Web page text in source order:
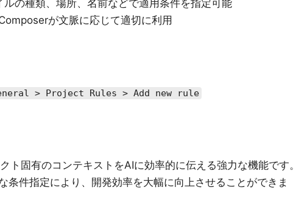
の種類、場所、名前などで適用条件を指定可能
が文脈に応じて適切に利用
> Project Rules > Add new rule
ト固有のコンテキストをAIに効率的に伝える強力な機能です。
条件指定により、開発効率を大幅に向上させることができま